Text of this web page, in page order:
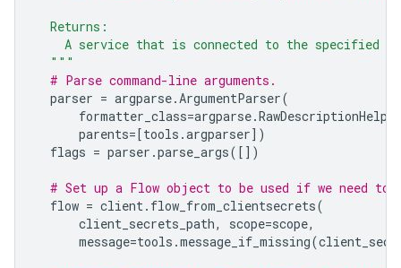
  Returns:
A service that is connected to the specified
  """
# Parse command-line arguments.
parser = argparse.ArgumentParser(
formatter_class=argparse.
parents=[tools .argparser])
flags = parser .parse_args([])
# Set up a Flow object to be used if we need to
flow = client. flow_from_clientsecrets(
client_secrets_path, scope=scope,
message=tools .message_if_missing(